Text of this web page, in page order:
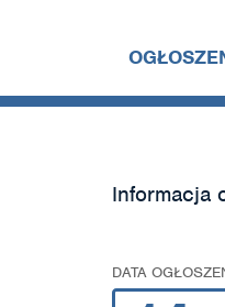
Informacja
DATA